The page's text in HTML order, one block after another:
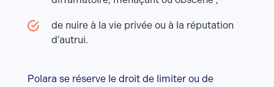
de nuire à la vie privée ou à la réputation
d’autrui.
Polara se réserve le droit de limiter ou de